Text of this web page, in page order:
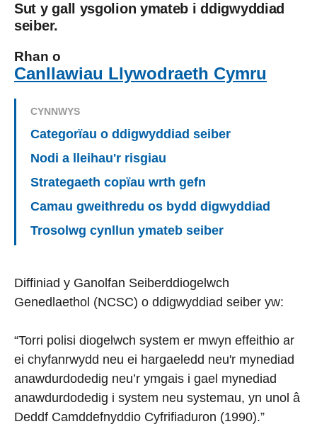
Sut y gall ysgolion ymateb i ddigwyddiad
seiber.
Rhan o
Canllawiau Llywodraeth Cymru
CYNNWYS
Categorïau o ddigwyddiad seiber
Nodi a lleihau'r risgiau
Strategaeth copïau wrth gefn
Camau gweithredu os bydd digwyddiad
Trosolwg cynllun ymateb seiber
Diffiniad y Ganolfan Seiberddiogelwch
Genedlaethol (NCSC) o ddigwyddiad seiber yw:
“Torri polisi diogelwch system er mwyn effeithio ar
ei chyfanrwydd neu ei hargaeledd neu'r mynediad
anawdurdodedig neu’r ymgais i gael mynediad
anawdurdodedig i system neu systemau, yn unol â
Deddf Camddefnyddio Cyfrifiaduron (1990).”